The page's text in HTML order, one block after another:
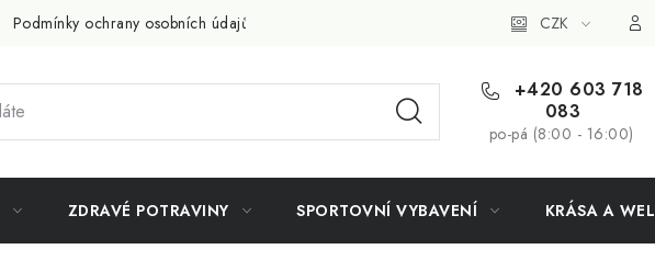
Podmínky ochrany osobních údajů Slevový systém Vše o
CZK
+420 603 718
083
po-pá (8:00 - 16:00)
ZDRAVÉ POTRAVINY SPORTOVNÍ VYBAVENÍ KRÁSA A